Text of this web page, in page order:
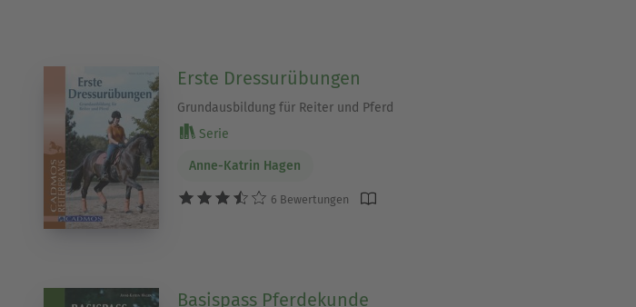
Erste Dressurübungen
Grundausbildung für Reiter und Pferd
Serie
Anne-Katrin Hagen
6 Bewertungen
Basispass Pferdekunde